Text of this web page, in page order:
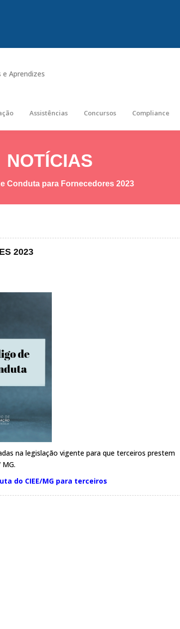
Aprendizes
Assistências Concursos Compliance
NOTÍCIAS
Conduta para Fornecedores 2023
2023
na legislação vigente para que terceiros prestem
MG.
do CIEE/MG para terceiros